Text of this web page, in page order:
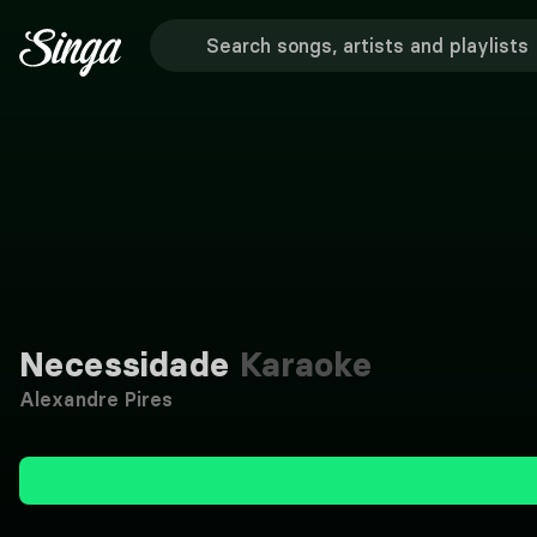
Necessidade Karaoke
Alexandre Pires